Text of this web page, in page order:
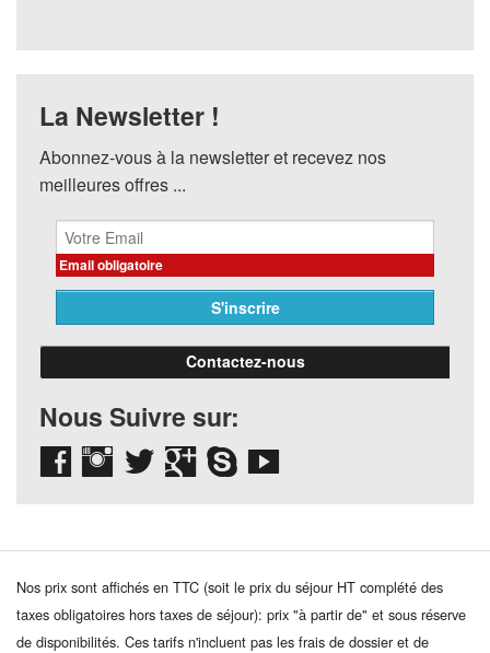
La Newsletter !
Abonnez-vous à la newsletter et recevez nos
meilleures offres ...
Email obligatoire
Contactez-nous
Nous Suivre sur:
Nos prix sont affichés en TTC (soit le prix du séjour HT complété des
taxes obligatoires hors taxes de séjour): prix "à partir de" et sous réserve
de disponibilités. Ces tarifs n'incluent pas les frais de dossier et de